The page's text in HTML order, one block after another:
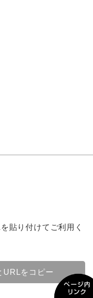
貼り付けてご利用く
URLをコピー